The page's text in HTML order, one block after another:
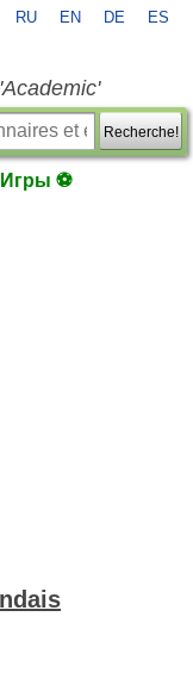
RU EN DE ES
Recherche!
Игры ⚽